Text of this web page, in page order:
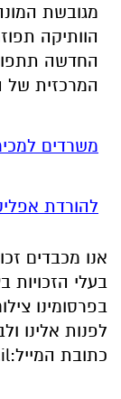
הוותיקה
החדשה
המרכזית של
משרדים
להורדת
אנו מכבדים
בעלי הזכויות
בפרסומינו
לפנות אלינו
כתובת המייל: